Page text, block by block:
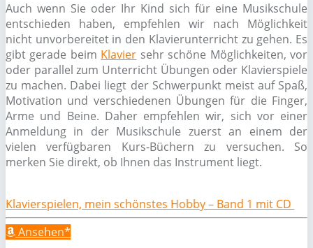
Auch wenn Sie oder Ihr Kind sich für eine Musikschule
entschieden haben, empfehlen wir nach Möglichkeit
nicht unvorbereitet in den Klavierunterricht zu gehen. Es
gibt gerade beim Klavier sehr schöne Möglichkeiten, vor
oder parallel zum Unterricht Übungen oder Klavierspiele
zu machen. Dabei liegt der Schwerpunkt meist auf Spaß,
Motivation und verschiedenen Übungen für die Finger,
Arme und Beine. Daher empfehlen wir, sich vor einer
Anmeldung in der Musikschule zuerst an einem der
vielen verfügbaren Kurs-Büchern zu versuchen. So
merken Sie direkt, ob Ihnen das Instrument liegt.
Klavierspielen, mein schönstes Hobby – Band 1 mit CD
Ansehen*